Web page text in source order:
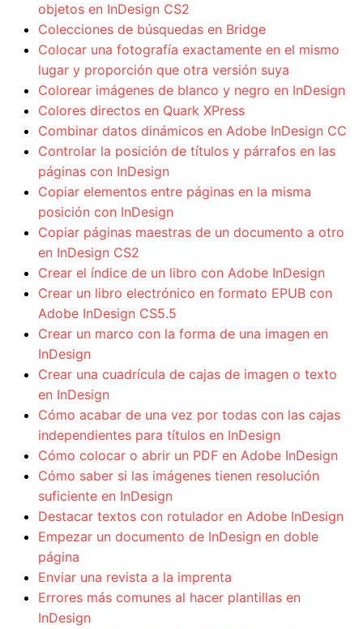
objetos en InDesign CS2
Colecciones de búsquedas en Bridge
Colocar una fotografía exactamente en el mismo
lugar y proporción que otra versión suya
Colorear imágenes de blanco y negro en InDesign
Colores directos en Quark XPress
Combinar datos dinámicos en Adobe InDesign CC
Controlar la posición de títulos y párrafos en las
páginas con InDesign
Copiar elementos entre páginas en la misma
posición con InDesign
Copiar páginas maestras de un documento a otro
en InDesign CS2
Crear el índice de un libro con Adobe InDesign
Crear un libro electrónico en formato EPUB con
Adobe InDesign CS5.5
Crear un marco con la forma de una imagen en
InDesign
Crear una cuadrícula de cajas de imagen o texto
en InDesign
Cómo acabar de una vez por todas con las cajas
independientes para títulos en InDesign
Cómo colocar o abrir un PDF en Adobe InDesign
Cómo saber si las imágenes tienen resolución
suficiente en InDesign
Destacar textos con rotulador en Adobe InDesign
Empezar un documento de InDesign en doble
página
Enviar una revista a la imprenta
Errores más comunes al hacer plantillas en
InDesign